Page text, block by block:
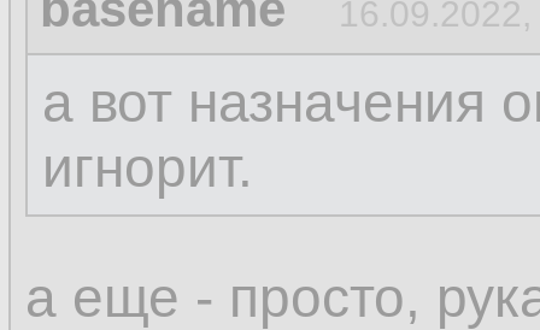
а вот назначения
игнорит.
а еще - просто,